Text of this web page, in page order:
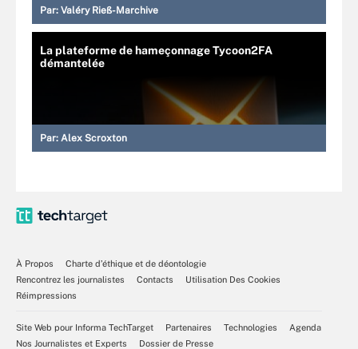
Par: Valéry Rieß-Marchive
La plateforme de hameçonnage Tycoon2FA
démantelée
Par: Alex Scroxton
À Propos
Charte d’éthique et de déontologie
Rencontrez les journalistes
Contacts
Utilisation Des Cookies
Réimpressions
Site Web pour Informa TechTarget Partenaires Technologies
Agenda
Nos Journalistes et Experts
Dossier de Presse